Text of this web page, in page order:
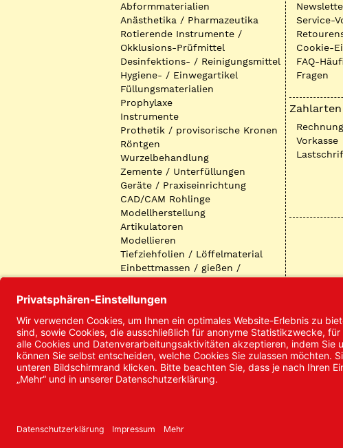
Abformmaterialien
Anästhetika / Pharmazeutika
Rotierende Instrumente /
Okklusions-Prüfmittel
Desinfektions- / Reinigungsmittel
Hygiene- / Einwegartikel
Füllungsmaterialien
Prophylaxe
Instrumente
Prothetik / provisorische Kronen
Röntgen
Wurzelbehandlung
Zemente / Unterfüllungen
Geräte / Praxiseinrichtung
CAD/CAM Rohlinge
Modellherstellung
Artikulatoren
Modellieren
Tiefziehfolien / Löffelmaterial
Einbettmassen / gießen /
Oberflächenbearbeitung
Keramik
Verblendmaterialien
Instrumente
Kieferorthopädie /
Klammerdrähte
Verschiedenes (Labor)
Service-
Cookie-
FAQ-
Fragen
Zahlarten
Rechnung
Vorkasse